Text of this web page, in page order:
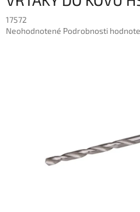
17572
Priemerné
Neohodnotené Podrobnosti